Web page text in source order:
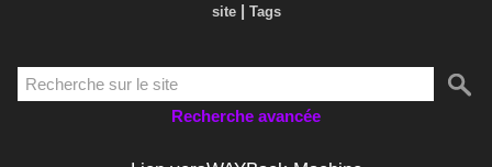
site | Tags
Recherche avancée